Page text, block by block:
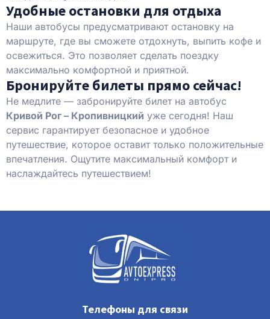
Удобные остановки для отдыха
Наши автобусы предусматривают остановку на
маршруте, где вы сможете отдохнуть, выпить кофе и
освежиться. Это позволяет сделать поездку
максимально комфортной и приятной.
Бронируйте билеты прямо сейчас!
Не медлите — забронируйте билет на автобус
Кривой Рог – Кропивницкий уже сегодня! Наш
сервис гарантирует безопасное и удобное
путешествие, которое оставит только положительные
впечатления. Ощутите максимальный комфорт и
наслаждайтесь путешествием!
Телефоны для связи